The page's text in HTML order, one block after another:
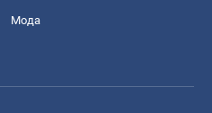
Мода